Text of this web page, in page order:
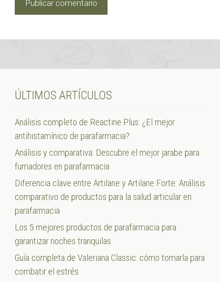
ÚLTIMOS ARTÍCULOS
Análisis completo de Reactine Plus: ¿El mejor
antihistamínico de parafarmacia?
Análisis y comparativa: Descubre el mejor jarabe para
fumadores en parafarmacia
Diferencia clave entre Artilane y Artilane Forte: Análisis
comparativo de productos para la salud articular en
parafarmacia
Los 5 mejores productos de parafarmacia para
garantizar noches tranquilas
Guía completa de Valeriana Classic: cómo tomarla para
combatir el estrés